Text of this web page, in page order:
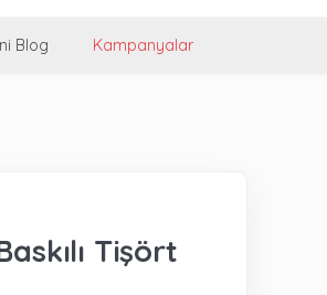
Blog Kampanyalar
Tişört